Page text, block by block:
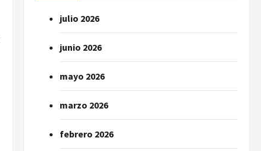
julio 2026
junio 2026
mayo 2026
marzo 2026
febrero 2026